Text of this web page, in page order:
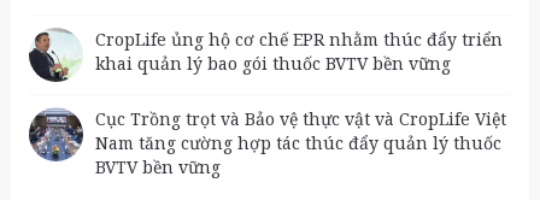
CropLife ủng hộ cơ chế EPR nhằm thúc đẩy triển
khai quản lý bao gói thuốc BVTV bền vững
Cục Trồng trọt và Bảo vệ thực vật và CropLife Việt
Nam tăng cường hợp tác thúc đẩy quản lý thuốc
BVTV bền vững